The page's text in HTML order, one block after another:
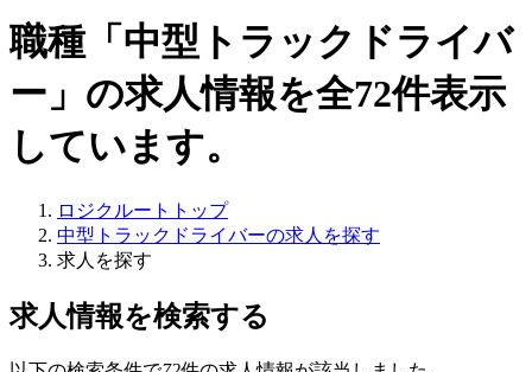
職種「中型トラックドライバ
ー」の求人情報を全72件表示
しています。
ロジクルートトップ
中型トラックドライバーの求人を探す
求人を探す
求人情報を検索する